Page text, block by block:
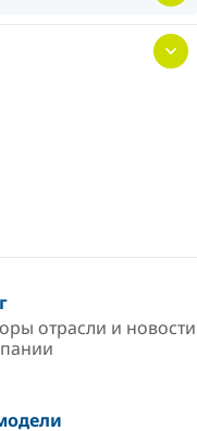
отрасли и новости